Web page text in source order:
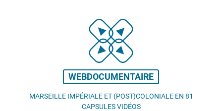
WEBDOCUMENTAIRE
MARSEILLE IMPÉRIALE ET (POST)COLONIALE EN 81
CAPSULES VIDÉOS